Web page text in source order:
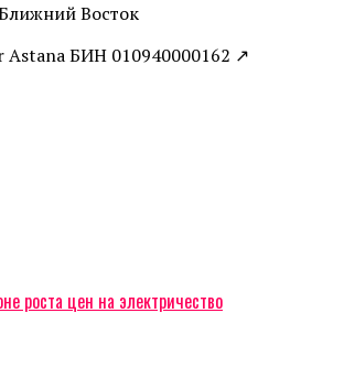
Восток
Astana БИН 010940000162 ↗
роста цен на электричество